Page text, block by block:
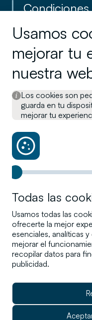
Usamos
mejorar tu
nuestra
Los cookies son
guarda en tu
mejorar tu
Todas las
Usamos todas las
ofrecerte la mejor
esenciales, analíticas
mejorar el
recopilar datos para
publicidad.
Política de
Reglamento
cliente
Información
sostenibilidad
Canal
Otra
(+34) 91
Gta. de